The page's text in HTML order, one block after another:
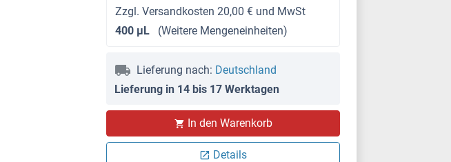
Zzgl. Versandkosten 20,00 € und MwSt
400 μL
(Weitere Mengeneinheiten)
Lieferung nach: Deutschland
Lieferung in 14 bis 17 Werktagen
In den Warenkorb
Details